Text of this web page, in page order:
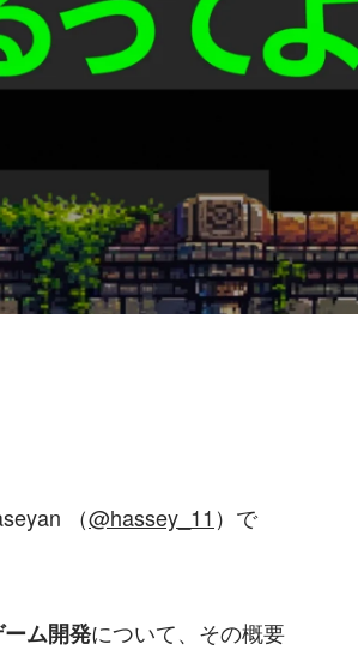
（@hassey_11 ）で
ム開発について、その概要